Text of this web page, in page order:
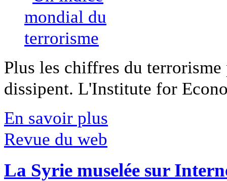
Plus les chiffres du
dissipent. L'Institute for
En savoir plus
Revue du web
La Syrie muselée sur